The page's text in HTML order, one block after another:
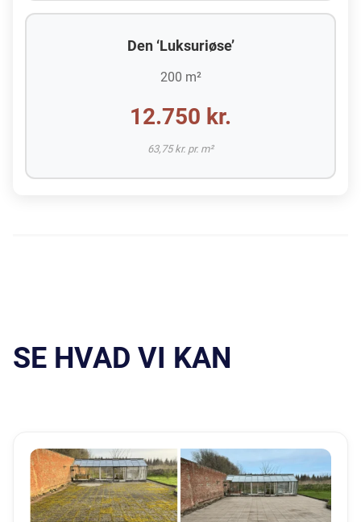
Den ‘Luksuriøse’
200 m²
12.750 kr.
63,75 kr. pr. m²
SE HVAD VI KAN